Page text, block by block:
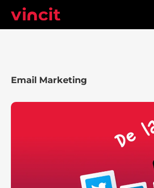
content
Email Marketing